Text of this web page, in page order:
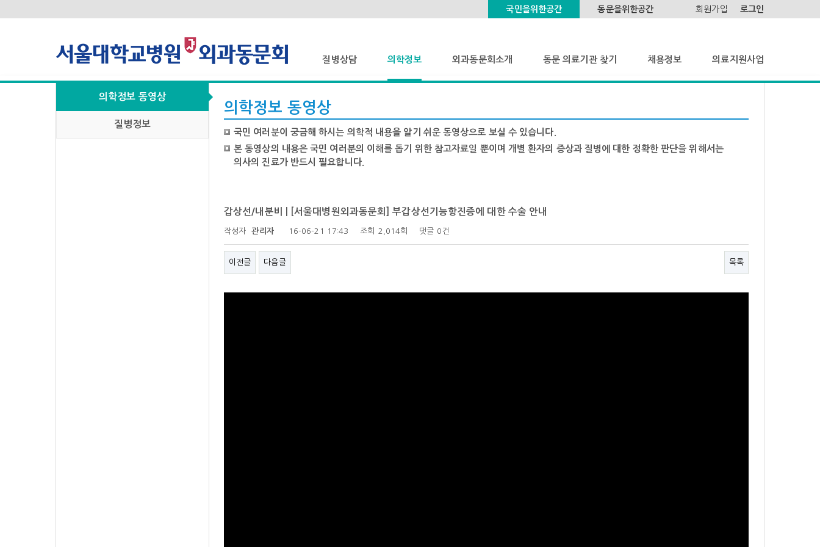
국민을위한공간 동문을위한공간 회원가입 로그인
질병상담
질병상담
의학정보
질병정보
외과동문회소개
동문 소개영상
동문 의료기관 찾기 채용정보
구직 게시판
의료지원사업
활동소식
의학정보 동영상
질병정보
의학정보 동영상
국민 여러분이 궁금해 하시는 의학적 내용을 알기 쉬운 동영상으로 보실 수 있습니다.
본 동영상의 내용은 국민 여러분의 이해를 돕기 위한 참고자료일 뿐이며 개별 환자의 증상과 질병에 대한 정확한 판단을 위해서는
의사의 진료가 반드시 필요합니다.
갑상선/내분비 | [서울대병원외과동문회] 부갑상선기능항진증에 대한 수술 안내
작성자 관리자 16-06-21 17:43 조회 2,014회 댓글 0건
이전글 다음글 목록